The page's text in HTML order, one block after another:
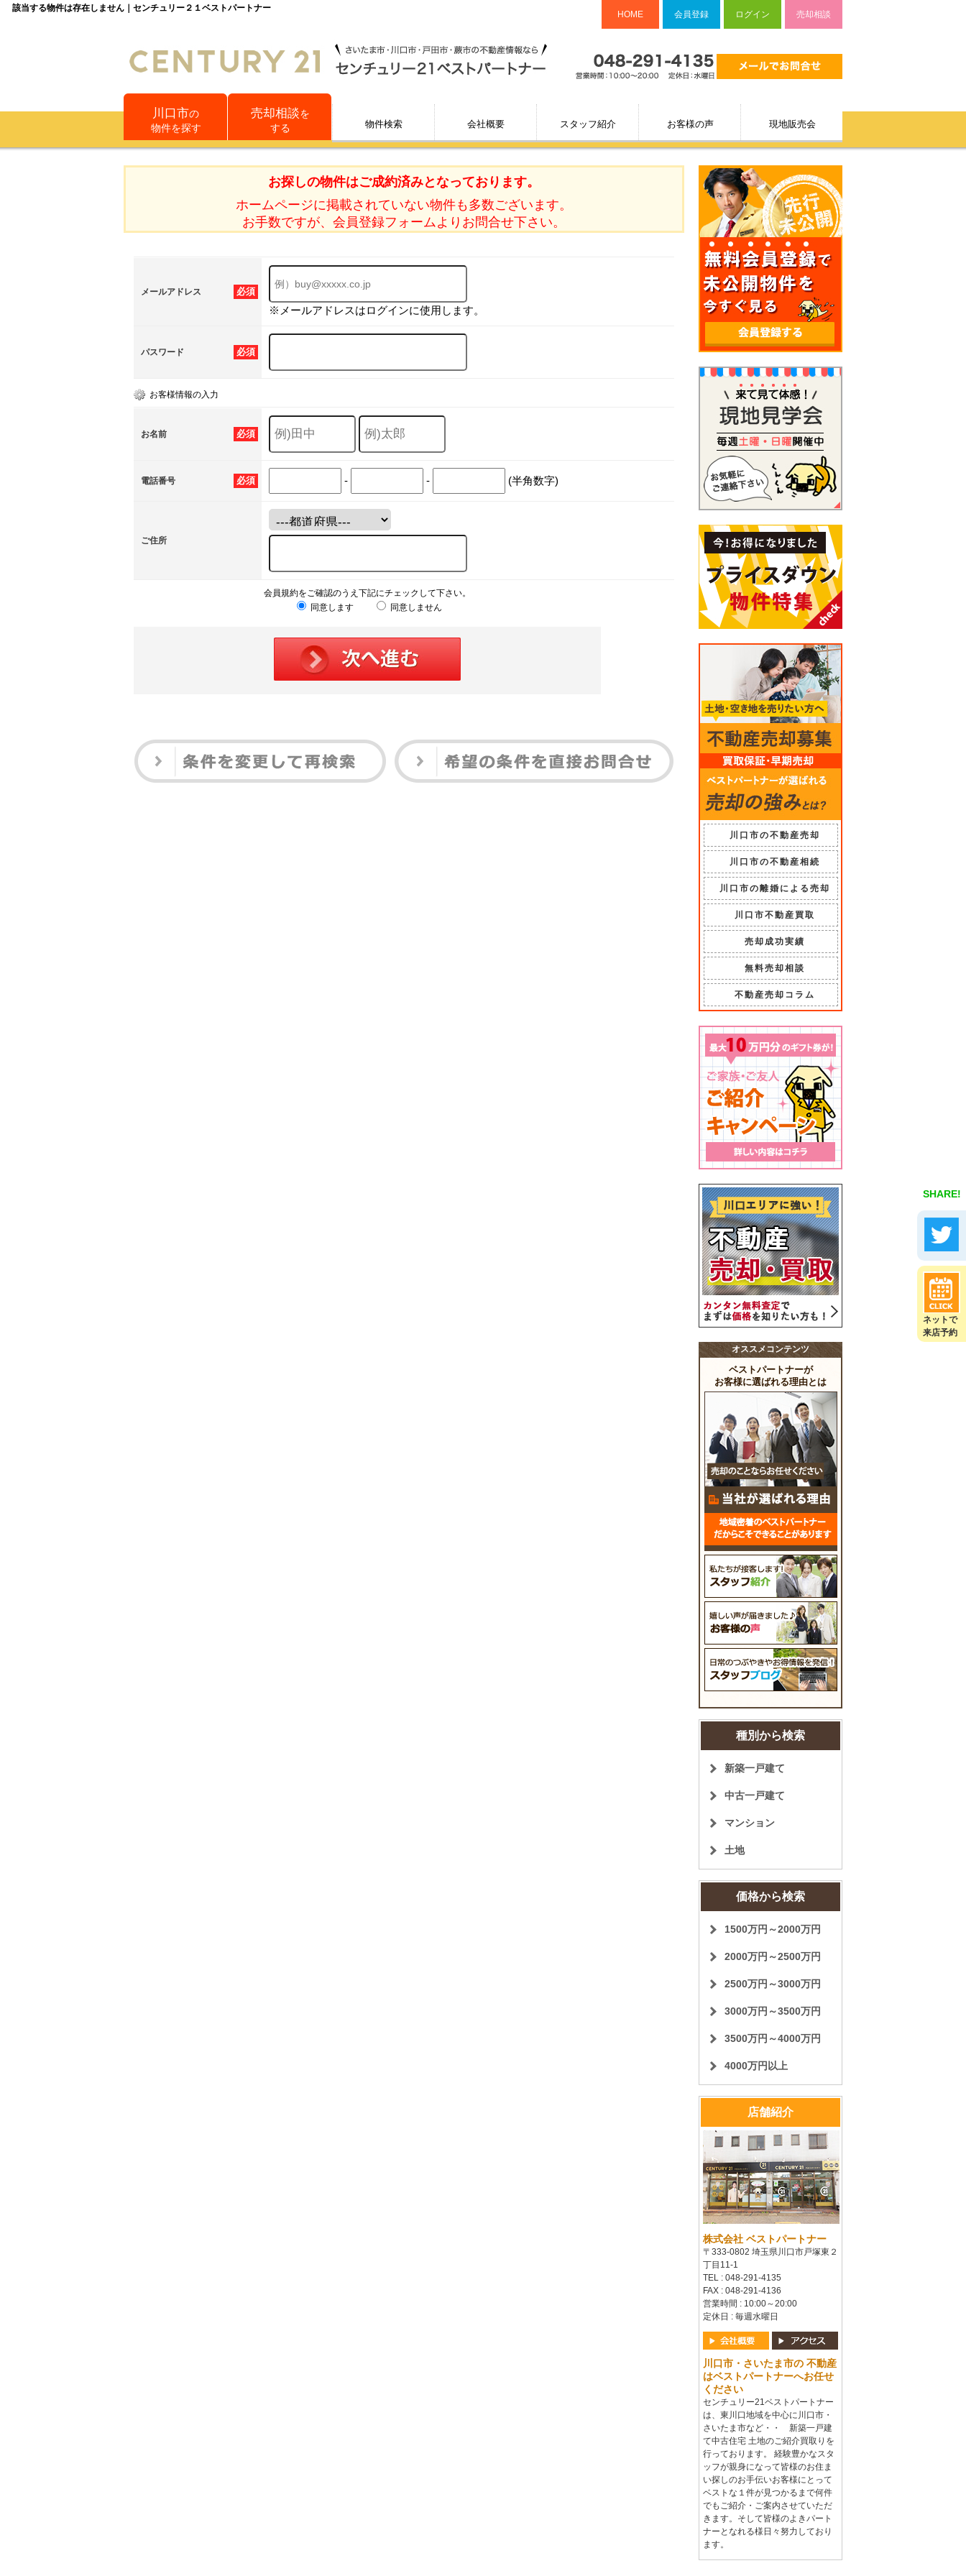
該当する物件は存在しません｜センチュリー２１ベストパートナー
HOME 会員登録 ログイン 売却相談
川口市の
物件を探す
売却相談を
する
物件検索 会社概要 スタッフ紹介 お客様の声 現地販売会
SHARE!
ネットで
来店予約
お探しの物件はご成約済みとなっております。
ホームページに掲載されていない物件も多数ございます。
お手数ですが、会員登録フォームよりお問合せ下さい。
必須
メールアドレス
※メールアドレスはログインに使用します。
必須
パスワード
お客様情報の入力
必須
お名前
必須
電話番号 - - (半角数字)
ご住所
会員規約をご確認のうえ下記にチェックして下さい。
同意します
同意しません
川口市の不動産売却
川口市の不動産相続
川口市の離婚による売却
川口市不動産買取
売却成功実績
無料売却相談
不動産売却コラム
オススメコンテンツ
ベストパートナーが
お客様に選ばれる理由とは
種別から検索
新築一戸建て
中古一戸建て
マンション
土地
価格から検索
1500万円～2000万円
2000万円～2500万円
2500万円～3000万円
3000万円～3500万円
3500万円～4000万円
4000万円以上
店舗紹介
株式会社 ベストパートナー
〒333-0802 埼玉県川口市戸塚東２
丁目11-1
TEL : 048-291-4135
FAX : 048-291-4136
営業時間 : 10:00～20:00
定休日 : 毎週水曜日
川口市・さいたま市の 不動産
はベストパートナーへお任せ
ください
センチュリー21ベストパートナー
は、東川口地域を中心に川口市・
さいたま市など・・ 新築一戸建
て中古住宅 土地のご紹介買取りを
行っております。 経験豊かなスタ
ッフが親身になって皆様のお住ま
い探しのお手伝いお客様にとって
ベストな１件が見つかるまで何件
でもご紹介・ご案内させていただ
きます。そして皆様のよきパート
ナーとなれる様日々努力しており
ます。